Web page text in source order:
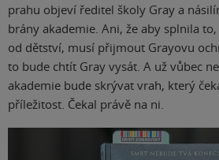
prahu objeví ředitel školy Gray a
brány akademie. Ani, že aby splnila
od dětství, musí přijmout Grayovu
to bude chtít Gray vysát. A už vůbec
akademie bude skrývat vrah, který
příležitost. Čekal právě na ni.